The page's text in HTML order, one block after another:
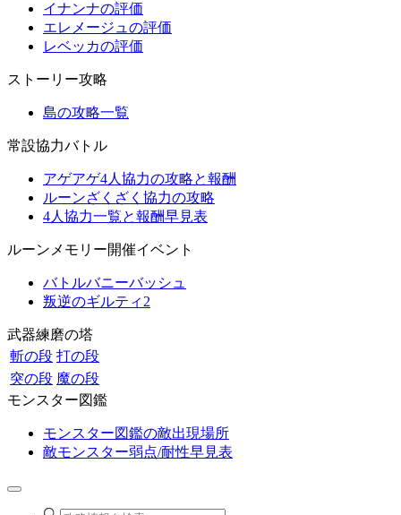
イナンナの評価
エレメージュの評価
レベッカの評価
ストーリー攻略
島の攻略一覧
常設協力バトル
アゲアゲ4人協力の攻略と報酬
ルーンざくざく協力の攻略
4人協力一覧と報酬早見表
ルーンメモリー開催イベント
バトルバニーバッシュ
叛逆のギルティ2
武器練磨の塔
斬の段 打の段
突の段 魔の段
モンスター図鑑
モンスター図鑑の敵出現場所
敵モンスター弱点/耐性早見表